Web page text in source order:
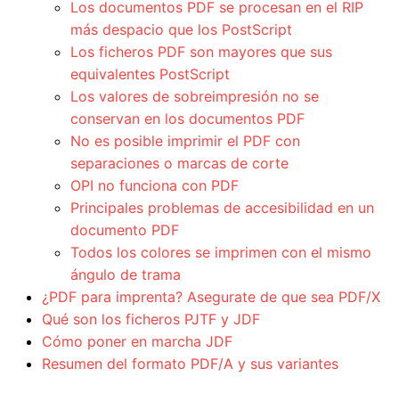
Los documentos PDF se procesan en el RIP
más despacio que los PostScript
Los ficheros PDF son mayores que sus
equivalentes PostScript
Los valores de sobreimpresión no se
conservan en los documentos PDF
No es posible imprimir el PDF con
separaciones o marcas de corte
OPI no funciona con PDF
Principales problemas de accesibilidad en un
documento PDF
Todos los colores se imprimen con el mismo
ángulo de trama
¿PDF para imprenta? Asegurate de que sea PDF/X
Qué son los ficheros PJTF y JDF
Cómo poner en marcha JDF
Resumen del formato PDF/A y sus variantes